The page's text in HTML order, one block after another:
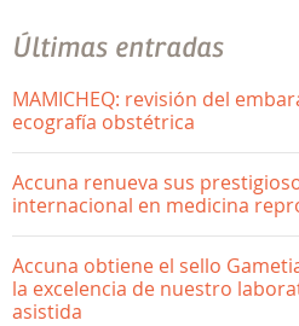
Últimas entradas
MAMICHEQ: revisión del
ecografía obstétrica
Accuna renueva sus
internacional en medicina
Accuna obtiene el sello
la excelencia de nuestro
asistida